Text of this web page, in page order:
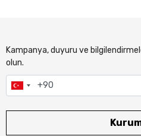
Kampanya, duyuru ve
olun.